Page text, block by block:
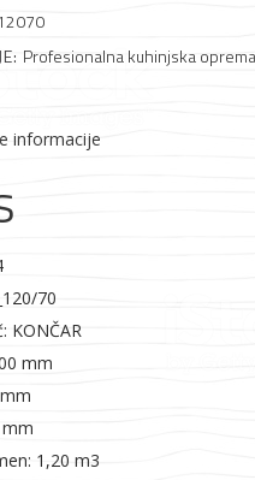
Profesionalna kuhinjska oprema
informacije
70
KONČAR
mm
mm
1,20 m3